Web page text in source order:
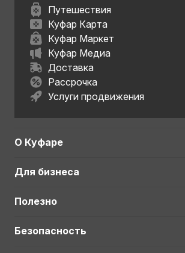
Путешествия
Куфар Карта
Куфар Маркет
Куфар Медиа
Доставка
Рассрочка
Услуги продвижения
О Куфаре
Для бизнеса
Полезно
Безопасность